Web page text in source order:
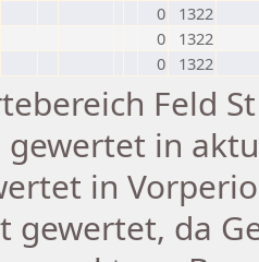
0
1322
0
1322
0 1322
Feld
gewertet in
in
gewertet, da